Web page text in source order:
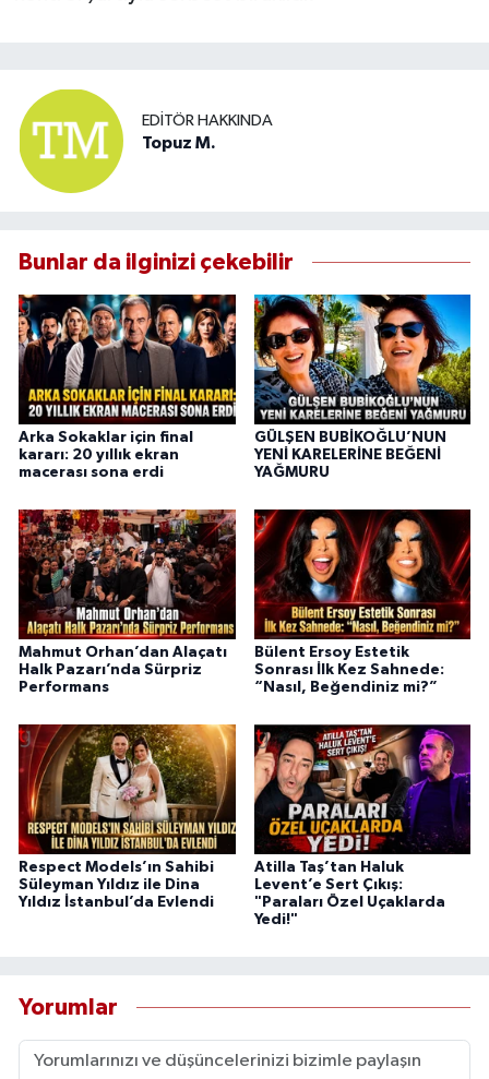
EDITÖR HAKKINDA
Topuz M.
Bunlar da ilginizi çekebilir
Arka Sokaklar için final
kararı: 20 yıllık ekran
macerası sona erdi
GÜLŞEN BUBİKOĞLU’NUN
YENİ KARELERİNE BEĞENİ
YAĞMURU
Mahmut Orhan’dan Alaçatı
Halk Pazarı’nda Sürpriz
Performans
Bülent Ersoy Estetik
Sonrası İlk Kez Sahnede:
“Nasıl, Beğendiniz mi?”
Respect Models’ın Sahibi
Süleyman Yıldız ile Dina
Yıldız İstanbul’da Evlendi
Atilla Taş’tan Haluk
Levent’e Sert Çıkış:
"Paraları Özel Uçaklarda
Yedi!"
Yorumlar